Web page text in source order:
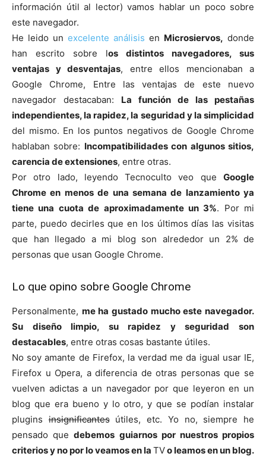
información útil al lector) vamos hablar un poco sobre
este navegador.
He leido un excelente análisis en Microsiervos, donde
han escrito sobre los distintos navegadores, sus
ventajas y desventajas, entre ellos mencionaban a
Google Chrome, Entre las ventajas de este nuevo
navegador destacaban: La función de las pestañas
independientes, la rapidez, la seguridad y la simplicidad
del mismo. En los puntos negativos de Google Chrome
hablaban sobre: Incompatibilidades con algunos sitios,
carencia de extensiones, entre otras.
Por otro lado, leyendo Tecnoculto veo que Google
Chrome en menos de una semana de lanzamiento ya
tiene una cuota de aproximadamente un 3%. Por mi
parte, puedo decirles que en los últimos días las visitas
que han llegado a mi blog son alrededor un 2% de
personas que usan Google Chrome.
Lo que opino sobre Google Chrome
Personalmente, me ha gustado mucho este navegador.
Su diseño limpio, su rapidez y seguridad son
destacables, entre otras cosas bastante útiles.
No soy amante de Firefox, la verdad me da igual usar IE,
Firefox u Opera, a diferencia de otras personas que se
vuelven adictas a un navegador por que leyeron en un
blog que era bueno y lo otro, y que se podían instalar
pluginsinsignificantesútiles, etc. Yo no, siempre he
pensado quedebemos guiarnos por nuestros propios
criterios y no por lo veamos en la TVo leamos en un blog.